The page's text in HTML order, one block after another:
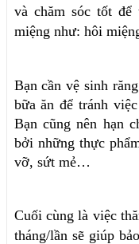
và chăm sóc tốt
miệng như: hôi
Bạn cần vệ sinh
bữa ăn để tránh
Bạn cũng nên hạn
bởi những thực
vỡ, sứt mẻ…
Cuối cùng là việc
tháng/lần sẽ giúp